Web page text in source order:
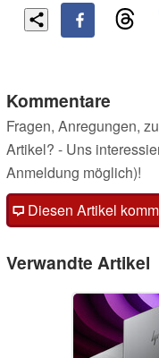
Kommentare
Fragen, Anregungen,
Artikel? - Uns
Anmeldung möglich)!
Diesen Artikel
Verwandte Artikel